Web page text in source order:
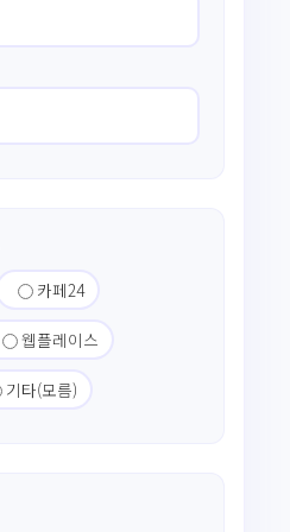
카페24
웹플레이스
기타(모름)